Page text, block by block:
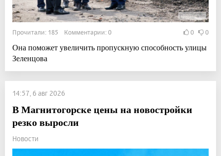
Прочитали: 185 Комментарии: 0 0 0
Она поможет увеличить пропускную способность улицы
Зеленцова
14:57, 6 авг 2026
В Магнитогорске цены на новостройки
резко выросли
Новости